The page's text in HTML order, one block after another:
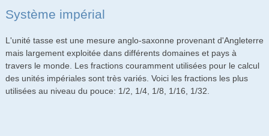
Système impérial
L'unité tasse est une mesure anglo-saxonne provenant d'Angleterre
mais largement exploitée dans différents domaines et pays à
travers le monde. Les fractions couramment utilisées pour le calcul
des unités impériales sont très variés. Voici les fractions les plus
utilisées au niveau du pouce: 1/2, 1/4, 1/8, 1/16, 1/32.